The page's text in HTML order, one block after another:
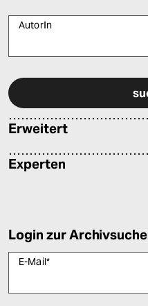
AutorIn
Erweitert
Experten
Login zur Archivsuche
E-Mail*